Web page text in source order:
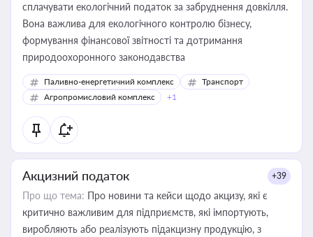
сплачувати екологічний податок за забруднення довкілля.
Вона важлива для екологічного контролю бізнесу,
формування фінансової звітності та дотримання
природоохоронного законодавства
Паливно-енергетичний комплекс
Транспорт
Агропромисловий комплекс
+1
Акцизний податок +39
Про що тема: Про новини та кейси щодо акцизу, які є
критично важливим для підприємств, які імпортують,
виробляють або реалізують підакцизну продукцію, з